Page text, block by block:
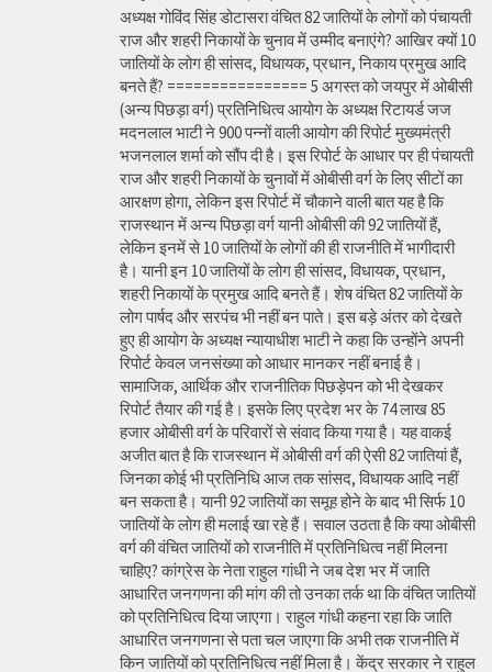
अध्यक्ष गोविंद सिंह डोटासरा वंचित 82 जातियों के लोगों को पंचायती
राज और शहरी निकायों के चुनाव में उम्मीद बनाएंगे? आखिर क्यों 10
जातियों के लोग ही सांसद, विधायक, प्रधान, निकाय प्रमुख आदि
बनते हैं? ================ 5 अगस्त को जयपुर में ओबीसी
(अन्य पिछड़ा वर्ग) प्रतिनिधित्व आयोग के अध्यक्ष रिटायर्ड जज
मदनलाल भाटी ने 900 पन्नों वाली आयोग की रिपोर्ट मुख्यमंत्री
भजनलाल शर्मा को सौंप दी है। इस रिपोर्ट के आधार पर ही पंचायती
राज और शहरी निकायों के चुनावों में ओबीसी वर्ग के लिए सीटों का
आरक्षण होगा, लेकिन इस रिपोर्ट में चौकाने वाली बात यह है कि
राजस्थान में अन्य पिछड़ा वर्ग यानी ओबीसी की 92 जातियों हैं,
लेकिन इनमें से 10 जातियों के लोगों की ही राजनीति में भागीदारी
है। यानी इन 10 जातियों के लोग ही सांसद, विधायक, प्रधान,
शहरी निकायों के प्रमुख आदि बनते हैं। शेष वंचित 82 जातियों के
लोग पार्षद और सरपंच भी नहीं बन पाते। इस बड़े अंतर को देखते
हुए ही आयोग के अध्यक्ष न्यायाधीश भाटी ने कहा कि उन्होंने अपनी
रिपोर्ट केवल जनसंख्या को आधार मानकर नहीं बनाई है।
सामाजिक, आर्थिक और राजनीतिक पिछड़ेपन को भी देखकर
रिपोर्ट तैयार की गई है। इसके लिए प्रदेश भर के 74 लाख 85
हजार ओबीसी वर्ग के परिवारों से संवाद किया गया है। यह वाकई
अजीत बात है कि राजस्थान में ओबीसी वर्ग की ऐसी 82 जातियां हैं,
जिनका कोई भी प्रतिनिधि आज तक सांसद, विधायक आदि नहीं
बन सकता है। यानी 92 जातियों का समूह होने के बाद भी सिर्फ 10
जातियों के लोग ही मलाई खा रहे हैं। सवाल उठता है कि क्या ओबीसी
वर्ग की वंचित जातियों को राजनीति में प्रतिनिधित्व नहीं मिलना
चाहिए? कांग्रेस के नेता राहुल गांधी ने जब देश भर में जाति
आधारित जनगणना की मांग की तो उनका तर्क था कि वंचित जातियों
को प्रतिनिधित्व दिया जाएगा। राहुल गांधी कहना रहा कि जाति
आधारित जनगणना से पता चल जाएगा कि अभी तक राजनीति में
किन जातियों को प्रतिनिधित्व नहीं मिला है। केंद्र सरकार ने राहुल